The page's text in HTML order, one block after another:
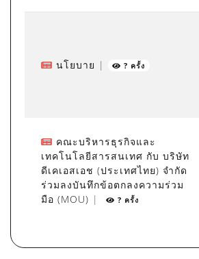
นโยบาย | ? ครั้ง
คณะบริหารธุรกิจและ
เทคโนโลยีสารสนเทศ กับ บริษัท
ดีเคเอสเอช (ประเทศไทย) จำกัด
ร่วมลงบันทึกข้อตกลงความร่วม
มือ (MOU) | ? ครั้ง